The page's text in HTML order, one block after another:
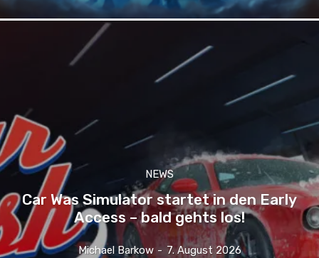
NEWS
Car Was Simulator startet in den Early
Access – bald gehts los!
Michael Barkow - 7. August 2026